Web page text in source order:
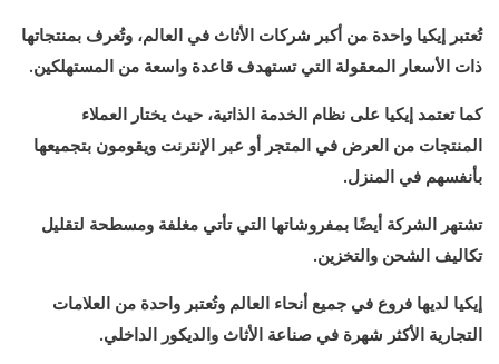
تُعتبر إيكيا واحدة من أكبر شركات الأثاث في العالم، وتُعرف بمنتجاتها
ذات الأسعار المعقولة التي تستهدف قاعدة واسعة من المستهلكين.
كما تعتمد إيكيا على نظام الخدمة الذاتية، حيث يختار العملاء
المنتجات من العرض في المتجر أو عبر الإنترنت ويقومون بتجميعها
بأنفسهم في المنزل.
تشتهر الشركة أيضًا بمفروشاتها التي تأتي مغلفة ومسطحة لتقليل
تكاليف الشحن والتخزين.
إيكيا لديها فروع في جميع أنحاء العالم وتُعتبر واحدة من العلامات
التجارية الأكثر شهرة في صناعة الأثاث والديكور الداخلي.